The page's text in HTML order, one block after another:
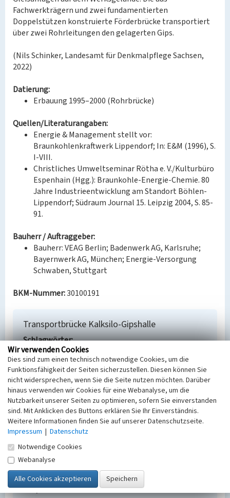
Fachwerkträgern und zwei fundamentierten
Doppelstützen konstruierte Förderbrücke transportiert
über zwei Rohrleitungen den gelagerten Gips.
(Nils Schinker, Landesamt für Denkmalpflege Sachsen,
2022)
Datierung:
Erbauung 1995–2000 (Rohrbrücke)
Quellen/Literaturangaben:
Energie & Management stellt vor:
Braunkohlenkraftwerk Lippendorf; In: E&M (1996), S.
I-VIII.
Christliches Umweltseminar Rötha e. V./Kulturbüro
Espenhain (Hgg.): Braunkohle-Energie-Chemie. 80
Jahre Industrieentwicklung am Standort Böhlen-
Lippendorf; Südraum Journal 15. Leipzig 2004, S. 85-
91.
Bauherr / Auftraggeber:
Bauherr: VEAG Berlin; Badenwerk AG, Karlsruhe;
Bayernwerk AG, München; Energie-Versorgung
Schwaben, Stuttgart
BKM-Nummer:30100191
Transportbrücke Kalksilo-Gipshalle
Schlagwörter
Förderband
Ort
Lippendorf
Fachsicht(en)
Denkmalpflege
Erfassungsmaßstab
Keine Angabe
Erfassungsmethode
Übernahme aus externer Fachdatenbank
Empfohlene Zitierweise
Wir verwenden Cookies
Dies sind zum einen technisch notwendige Cookies, um die
Funktionsfähigkeit der Seiten sicherzustellen. Diesen können Sie
nicht widersprechen, wenn Sie die Seite nutzen möchten. Darüber
hinaus verwenden wir Cookies für eine Webanalyse, um die
Nutzbarkeit unserer Seiten zu optimieren, sofern Sie einverstanden
sind. Mit Anklicken des Buttons erklären Sie Ihr Einverständnis.
Weitere Informationen finden Sie auf unserer Datenschutzseite.
Impressum | Datenschutz
Notwendige Cookies
Webanalyse